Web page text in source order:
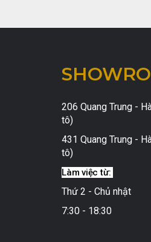
206 Quang Trung -
tô)
431 Quang Trung -
tô)
Làm việc từ:
Thứ 2 - Chủ nhật
7:30 - 18:30